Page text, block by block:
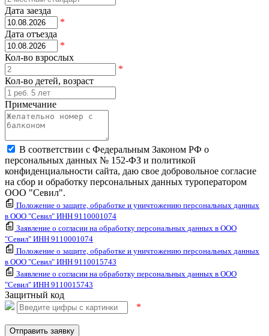
Дата заезда
*
Дата отъезда
*
Кол-во взрослых
*
Кол-во детей, возраст
Примечание
В соответствии с Федеральным Законом РФ о
персональных данных № 152-ФЗ и политикой
конфиденциальности сайта, даю свое добровольное согласие
на сбор и обработку персональных данных туроператором
ООО "Севил".
Положение о защите, обработке и уничтожению персональных данных
в ООО "Севил" ИНН 9110001074
Заявление о согласии на обработку персональных данных в ООО
"Севил" ИНН 9110001074
Положение о защите, обработке и уничтожению персональных данных
в ООО "Севил" ИНН 9110015743
Заявление о согласии на обработку персональных данных в ООО
"Севил" ИНН 9110015743
Защитный код
*
Отправить заявку